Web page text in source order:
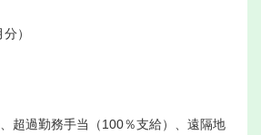
）
超過勤務手当（100％支給）、遠隔地